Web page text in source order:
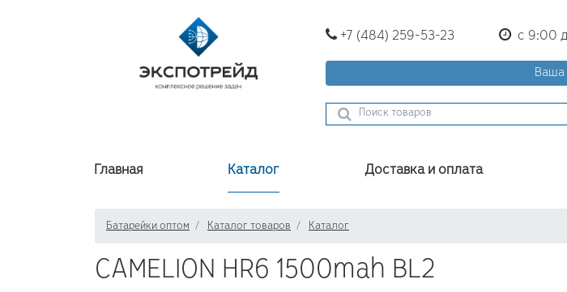
+7 (484) 259-53-23 с 9:00
Ваша
Главная Каталог Доставка и оплата
Батарейки оптом Каталог товаров Каталог
CAMELION HR6 1500mah BL2